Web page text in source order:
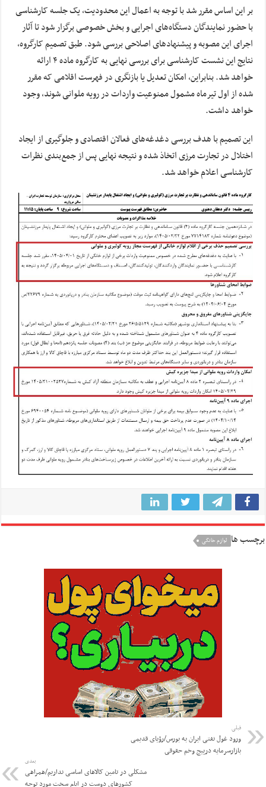
بر این اساس مقرر شد با توجه به اعمال این محدودیت، یک جلسه کارشناسی
با حضور نمایندگان دستگاه‌های اجرایی و بخش خصوصی برگزار شود تا آثار
اجرای این مصوبه و پیشنهادهای اصلاحی بررسی شود. طبق تصمیم کارگروه،
نتایج این نشست کارشناسی برای بررسی نهایی به کارگروه ماده ۴ ارائه
خواهد شد. بنابراین، امکان تعدیل یا بازنگری در فهرست اقلامی که مقرر
شده از اول تیرماه مشمول ممنوعیت واردات در رویه ملوانی شوند، وجود
خواهد داشت.
این تصمیم با هدف بررسی دغدغه‌های فعالان اقتصادی و جلوگیری از ایجاد
اختلال در تجارت مرزی اتخاذ شده و نتیجه نهایی پس از جمع‌بندی نظرات
کارشناسی اعلام خواهد شد.
برچسب ها لوازم خانگی
قبلی
ورود غول‌ نفتی ایران به بورس/رؤیای قدیمی
بازارسرمایه درپیچ‌ وخم حقوقی
بعدی
مشکلی در تامین کالاهای اساسی نداریم/همراهی
کشورهای دوست در ایام سخت مورد توجه